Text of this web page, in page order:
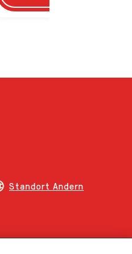
Standort Andern